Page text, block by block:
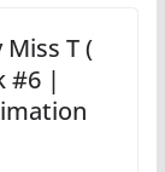
Miss T (
#6 |